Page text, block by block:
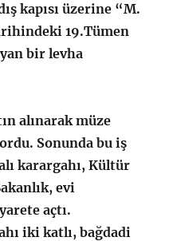
kapısı üzerine “M.
19.Tümen
bir levha
alınarak müze
Sonunda bu iş
karargahı, Kültür
evi
açtı.
iki katlı, bağdadi